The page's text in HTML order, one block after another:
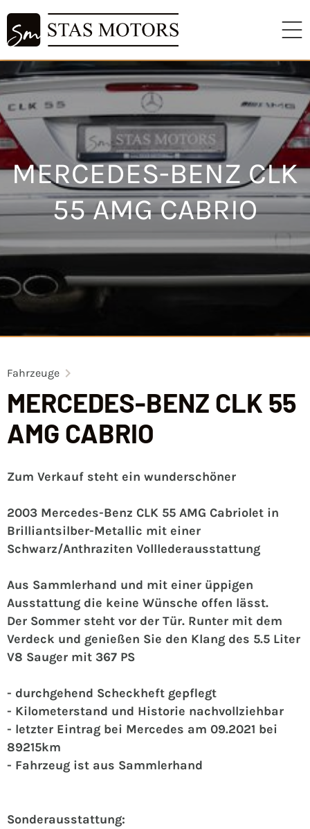
MERCEDES-BENZ CLK
55 AMG CABRIO
Fahrzeuge
MERCEDES-BENZ CLK 55
AMG CABRIO
Zum Verkauf steht ein wunderschöner
2003 Mercedes-Benz CLK 55 AMG Cabriolet in
Brilliantsilber-Metallic mit einer
Schwarz/Anthraziten Volllederausstattung
Aus Sammlerhand und mit einer üppigen
Ausstattung die keine Wünsche offen lässt.
Der Sommer steht vor der Tür. Runter mit dem
Verdeck und genießen Sie den Klang des 5.5 Liter
V8 Sauger mit 367 PS
- durchgehend Scheckheft gepflegt
- Kilometerstand und Historie nachvollziehbar
- letzter Eintrag bei Mercedes am 09.2021 bei
89215km
- Fahrzeug ist aus Sammlerhand
Sonderausstattung: